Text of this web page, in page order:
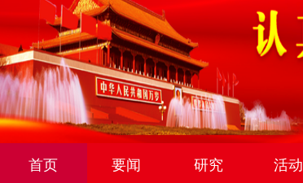
首页 要闻 研究 活动